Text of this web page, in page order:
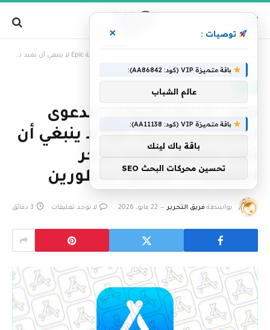
تقول شركة Apple إن الدعوى
القضائية لشركة Epic لا ينبغي أن
تعيد تشكيل قواعد متجر
التطبيقات لجميع المطورين
بواسطة فريق التحرير 22 مايو، 2026 لا توجد تعليقات 3 دقائق
توصيات : ×
باقة متميزة VIP (كود: AA86842):
عالم الشباب
باقة متميزة VIP (كود: AA11138):
باقة باك لينك
تحسين محركات البحث SEO